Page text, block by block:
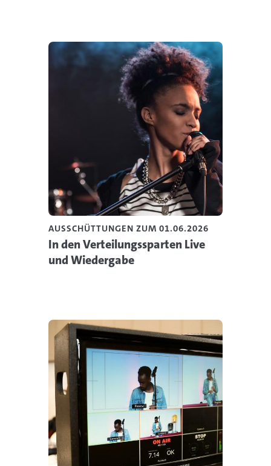
AUSSCHÜTTUNGEN ZUM 01.06.2026
In den Verteilungssparten Live
und Wiedergabe